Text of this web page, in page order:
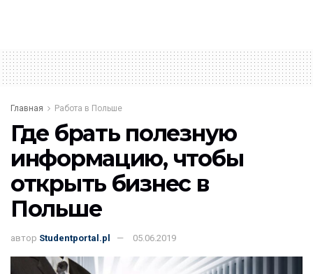
Главная Работа в Польше
Где брать полезную
информацию, чтобы
открыть бизнес в
Польше
автор Studentportal.pl 05.06.2019